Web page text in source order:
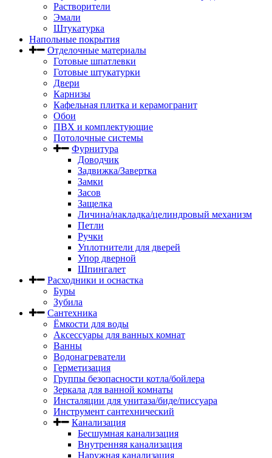
Растворители
Эмали
Штукатурка
Напольные покрытия
Отделочные материалы
Готовые шпатлевки
Готовые штукатурки
Двери
Карнизы
Кафельная плитка и керамогранит
Обои
ПВХ и комплектующие
Потолочные системы
Фурнитура
Доводчик
Задвижка/Завертка
Замки
Засов
Защелка
Личина/накладка/целиндровый механизм
Петли
Ручки
Уплотнители для дверей
Упор дверной
Шпингалет
Расходники и оснастка
Буры
Зубила
Сантехника
Ёмкости для воды
Аксессуары для ванных комнат
Ванны
Водонагреватели
Герметизация
Группы безопасности котла/бойлера
Зеркала для ванной комнаты
Инсталяции для унитаза/биде/писсуара
Инструмент сантехнический
Канализация
Бесшумная канализация
Внутренняя канализация
Наружная канализация